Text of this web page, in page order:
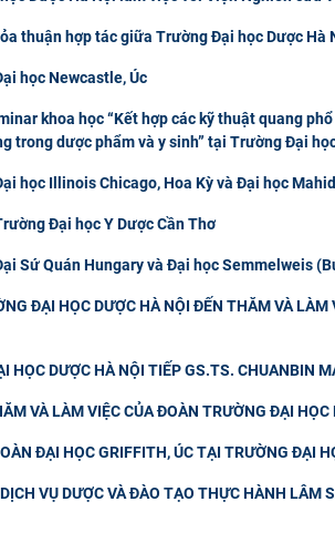
thuận hợp tác giữa Trường Đại học Dược Hà
học Newcastle, Úc
khoa học “Kết hợp các kỹ thuật quang
trong dược phẩm và y sinh” tại Trường Đại
học Illinois Chicago, Hoa Kỳ và Đại học
Đại học Y Dược Cần Thơ
Sứ Quán Hungary và Đại học Semmelweis
ĐẠI HỌC DƯỢC HÀ NỘI ĐẾN THĂM VÀ
HỌC DƯỢC HÀ NỘI TIẾP GS.TS. CHUANBIN
VÀ LÀM VIỆC CỦA ĐOÀN TRƯỜNG ĐẠI
ĐẠI HỌC GRIFFITH, ÚC TẠI TRƯỜNG ĐẠI
VỤ DƯỢC VÀ ĐÀO TẠO THỰC HÀNH LÂM